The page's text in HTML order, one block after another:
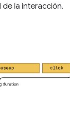
la interacción.